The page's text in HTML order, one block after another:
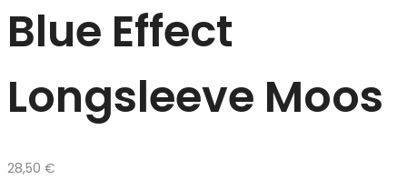
Blue Effect
Longsleeve Moos
28,50 €